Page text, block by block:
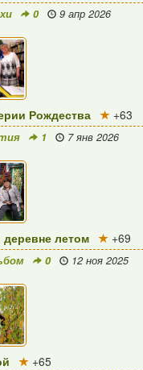
0 9 апр 2026
Рождества +63
1 7 янв 2026
летом +69
0 12 ноя 2025
+65